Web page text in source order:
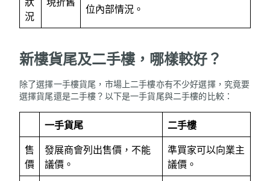
況
位內部情況。
新樓貨尾及二手樓，哪樣較好？
除了選擇一手樓貨尾，市場上二手樓亦有不少好選擇，究竟要
選擇貨尾還是二手樓？以下是一手貨尾與二手樓的比較：
一手貨尾
二手樓
售
價
發展商會列出售價，不能
議價。
準買家可以向業主
議價。